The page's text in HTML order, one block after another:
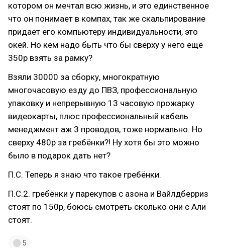
котором он мечтал всю жизнь, и это единственное
что он понимает в компах, так же скальпирование
придает его компьютеру индивидуальности, это
окей. Но кем надо быть что бы сверху у него ещё
350р взять за рамку?
Взяли 30000 за сборку, многократную
многочасовую езду до ПВЗ, профессиональную
упаковку и непрерывную 13 часовую прожарку
видеокарты, плюс профессиональный кабель
менеджмент аж 3 проводов, тоже нормально. Но
сверху 480р за гребёнки?! Ну хотя бы это можно
было в подарок дать нет?
П.С. Теперь я знаю что такое гребёнки.
П.С.2. гребёнки у парекупов с азона и Вайлдберриз
стоят по 150р, боюсь смотреть сколько они с Али
стоят.
5